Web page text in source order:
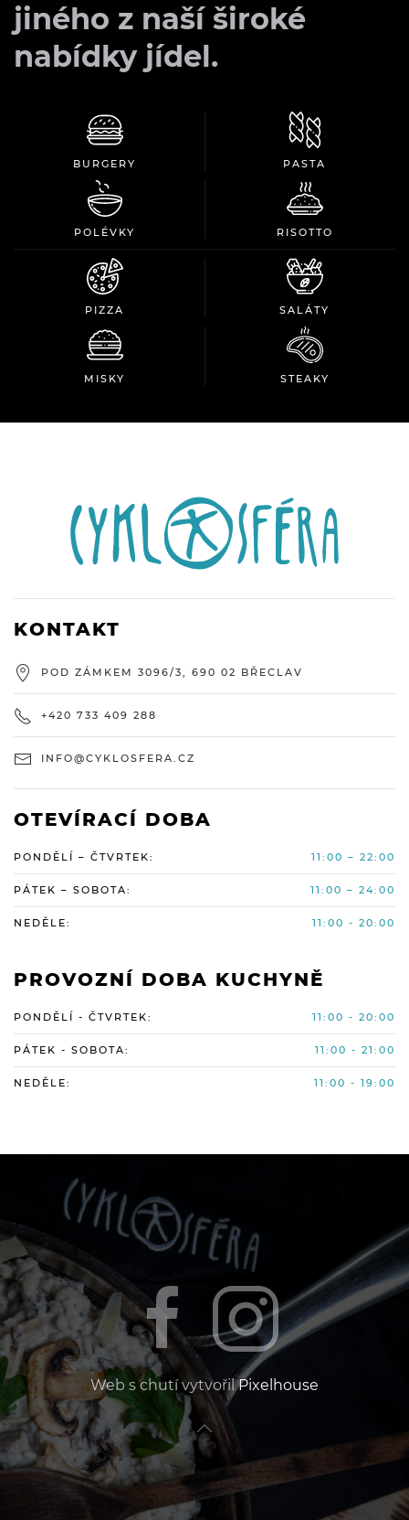
jiného z naší široké
nabídky jídel.
BURGERY PASTA
POLÉVKY RISOTTO
PIZZA SALÁTY
MISKY STEAKY
KONTAKT
POD ZÁMKEM 3096/3, 690 02 BŘECLAV
+420 733 409 288
INFO@CYKLOSFERA.CZ
OTEVÍRACÍ DOBA
PONDĚLÍ – ČTVRTEK: 11:00 – 22:00
PÁTEK – SOBOTA: 11:00 – 24:00
NEDĚLE: 11:00 - 20:00
PROVOZNÍ DOBA KUCHYNĚ
PONDĚLÍ - ČTVRTEK: 11:00 - 20:00
PÁTEK - SOBOTA: 11:00 - 21:00
NEDĚLE: 11:00 - 19:00
Web s chutí vytvořilPixelhouse